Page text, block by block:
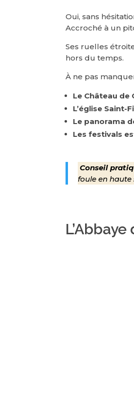
Oui, sans
Accroché à un
Ses ruelles
hors du temps.
À ne pas
Le Château de
L’église Saint-
Le panorama
Les festivals
Conseil
foule en haute